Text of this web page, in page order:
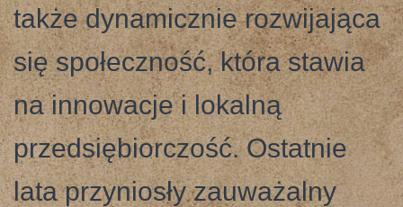
także dynamicznie rozwijająca
się społeczność, która stawia
na innowacje i lokalną
przedsiębiorczość. Ostatnie
lata przyniosły zauważalny